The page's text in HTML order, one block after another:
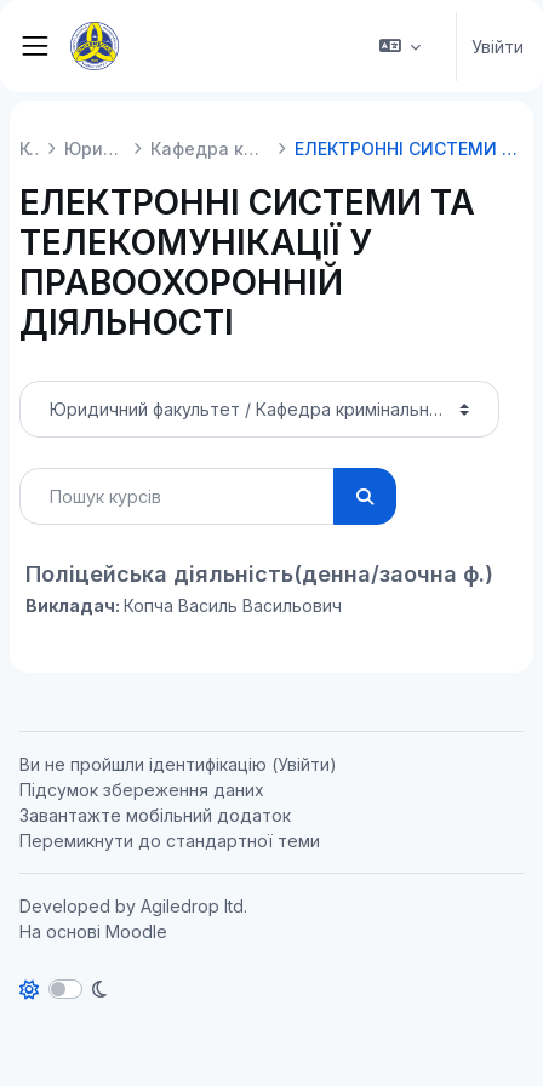
Бокова панель
Увійти
Курси Юридичний факультет Кафедра кримінально-правової політики ЕЛЕКТРОННІ СИСТЕМИ ТА ТЕЛЕКОМУНІКАЦІЇ У ПРАВООХОРОННІЙ ДІЯЛЬНОСТІ
ЕЛЕКТРОННІ СИСТЕМИ ТА
ТЕЛЕКОМУНІКАЦІЇ У
ПРАВООХОРОННІЙ
ДІЯЛЬНОСТІ
Категорії курсів
Пошук курсів
Пошук курсів
Поліцейська діяльність(денна/заочна ф.)
Викладач: Копча Василь Васильович
Ви не пройшли ідентифікацію (Увійти)
Підсумок збереження даних
Завантажте мобільний додаток
Перемикнути до стандартної теми
Developed by Agiledrop ltd.
На основі Moodle